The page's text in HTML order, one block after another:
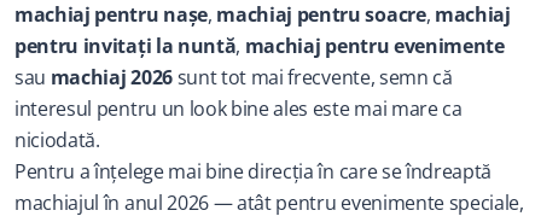
machiaj pentru nașe, machiaj pentru soacre, machiaj
pentru invitați la nuntă, machiaj pentru evenimente
sau machiaj 2026 sunt tot mai frecvente, semn că
interesul pentru un look bine ales este mai mare ca
niciodată.
Pentru a înțelege mai bine direcția în care se îndreaptă
machiajul în anul 2026 — atât pentru evenimente speciale,